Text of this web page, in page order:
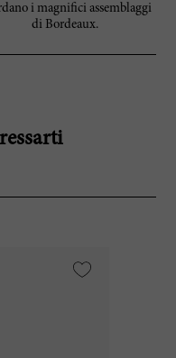
i magnifici assemblaggi
di Bordeaux.